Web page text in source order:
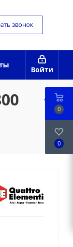
звонок
Войти
0
0